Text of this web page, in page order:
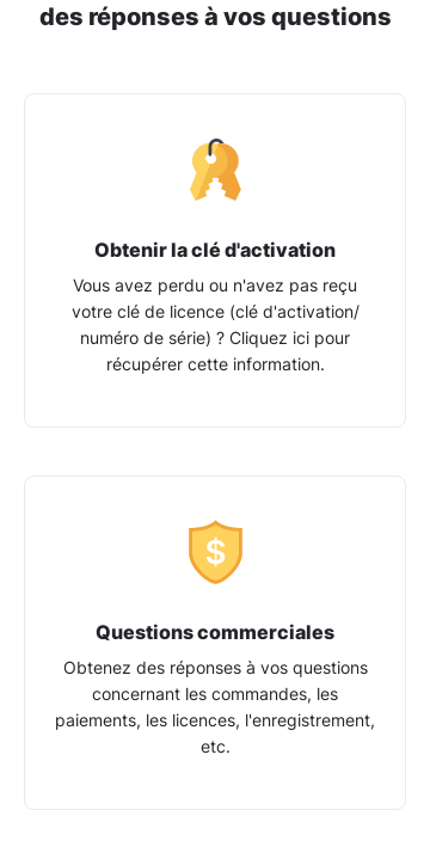
des réponses à vos questions
Obtenir la clé d'activation
Vous avez perdu ou n'avez pas reçu
votre clé de licence (clé d'activation/​
numéro de série) ? Cliquez ici pour
récupérer cette information.
Questions commerciales
Obtenez des réponses à vos questions
concernant les commandes, les
paiements, les licences, l'enregistrement,
etc.